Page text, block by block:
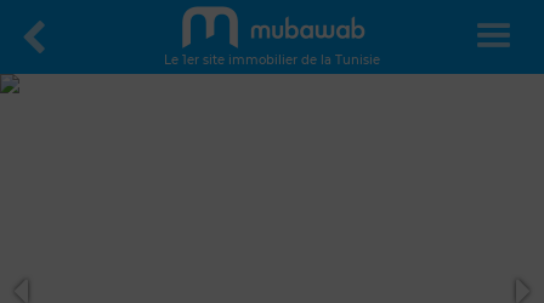
Le 1er site immobilier de la Tunisie